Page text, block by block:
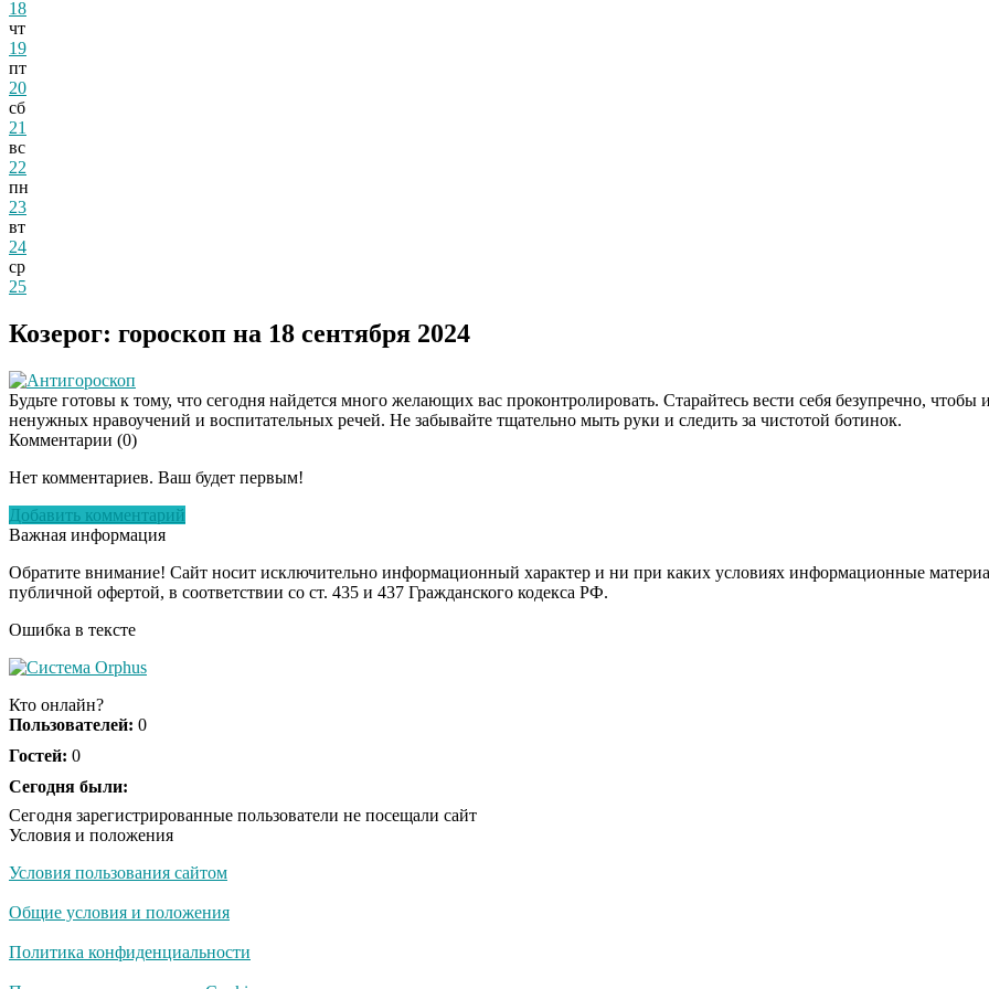
18
чт
19
пт
20
сб
21
вс
22
пн
23
вт
24
ср
25
Козерог: гороскоп на 18 сентября 2024
Антигороскоп
Будьте готовы к тому, что сегодня найдется много желающих вас проконтролировать. Старайтесь вести себя безупречно, чтобы
ненужных нравоучений и воспитательных речей. Не забывайте тщательно мыть руки и следить за чистотой ботинок.
Комментарии (0)
Нет комментариев. Ваш будет первым!
Добавить комментарий
Важная информация
Обратите внимание! Сайт носит исключительно информационный характер и ни при каких условиях информационные
публичной офертой, в соответствии со ст. 435 и 437 Гражданского кодекса РФ.
Ошибка в тексте
Кто онлайн?
Пользователей: 0
Гостей: 0
Сегодня были:
Сегодня зарегистрированные пользователи не посещали сайт
Условия и положения
Условия пользования сайтом
Общие условия и положения
Политика конфиденциальности